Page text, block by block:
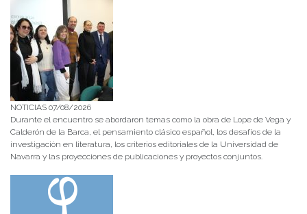
NOTICIAS 07/08/2026
Durante el encuentro se abordaron temas como la obra de Lope de Vega y
Calderón de la Barca, el pensamiento clásico español, los desafíos de la
investigación en literatura, los criterios editoriales de la Universidad de
Navarra y las proyecciones de publicaciones y proyectos conjuntos.